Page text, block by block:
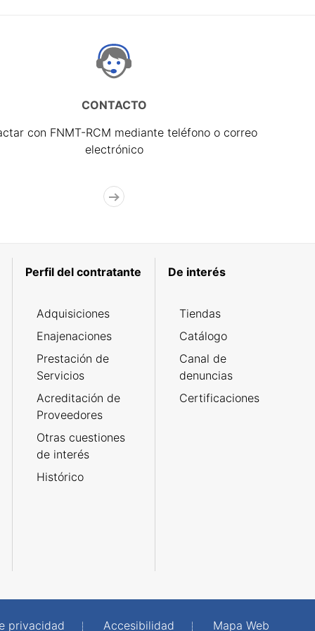
CONTACTO
con FNMT-RCM mediante teléfono o correo
electrónico
Perfil del contratante
Adquisiciones
Enajenaciones
Prestación de
Servicios
Acreditación de
Proveedores
Otras cuestiones
de interés
Histórico
De interés
Tiendas
Catálogo
Canal de
denuncias
Certificaciones
privacidad Accesibilidad Mapa Web